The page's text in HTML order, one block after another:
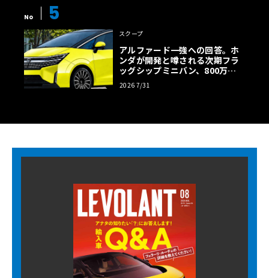
No 5
スクープ
アルファード一強への回答。ホ
ンダが開発と噂される次期フラ
ッグシップミニバン、800万円
超の勝算【予想CG】
2026 7/31